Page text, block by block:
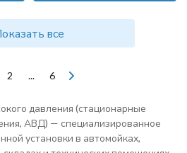
все
2 ... 6
давления (стационарные
АВД) — специализированное
установки в автомойках,